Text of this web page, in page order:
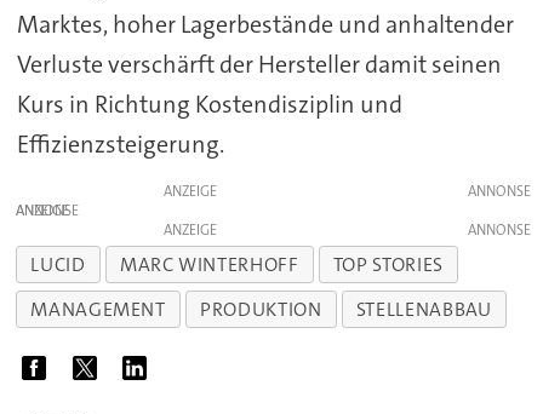
Marktes, hoher Lagerbestände und anhaltender
Verluste verschärft der Hersteller damit seinen
Kurs in Richtung Kostendisziplin und
Effizienzsteigerung.
ANZEIGE
ANZEIGE
ANZEIGE
LUCID MARC WINTERHOFF
TOP STORIES
MANAGEMENT
PRODUKTION STELLENABBAU